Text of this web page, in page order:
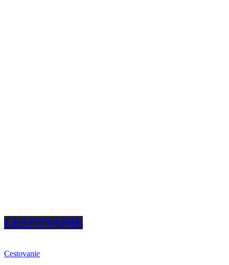
CESTOVANIE
Cestovanie